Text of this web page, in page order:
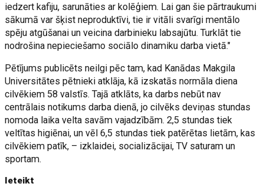
iedzert kafiju, sarunāties ar kolēģiem. Lai gan šie pārtraukumi
sākumā var šķist neproduktīvi, tie ir vitāli svarīgi mentālo
spēju atgūšanai un veicina darbinieku labsajūtu. Turklāt tie
nodrošina nepieciešamo sociālo dinamiku darba vietā."
Pētījums publicēts neilgi pēc tam, kad Kanādas Makgila
Universitātes pētnieki atklāja, kā izskatās normāla diena
cilvēkiem 58 valstīs. Tajā atklāts, ka darbs nebūt nav
centrālais notikums darba dienā, jo cilvēks deviņas stundas
nomoda laika velta savām vajadzībām. 2,5 stundas tiek
veltītas higiēnai, un vēl 6,5 stundas tiek patērētas lietām, kas
cilvēkiem patīk, – izklaidei, socializācijai, TV saturam un
sportam.
Ieteikt